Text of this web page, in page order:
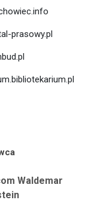
prasowy.pl
Waldemar